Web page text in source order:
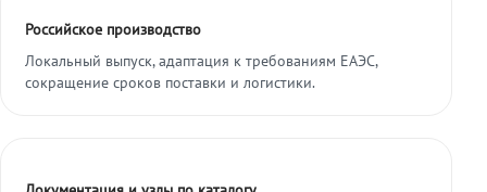
Российское производство
Локальный выпуск, адаптация к требованиям ЕАЭС,
сокращение сроков поставки и логистики.